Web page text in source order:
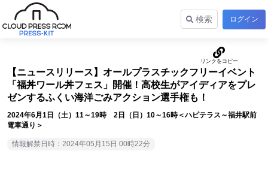
検索 ログイン
【ニュースリリース】オールプラスチックフリーイベント
「福丼ワール丼フェス」開催！高校生がアイディアをプレ
ゼンするふくい海洋ごみアクション選手権も！
2024年6月1日（土）11～19時 2日（日）10～16時＜ハピテラス～福井駅前
電車通り＞
情報解禁日時：2024年05月15日 00時22分